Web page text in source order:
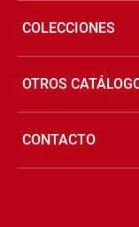
COLECCIONES
OTROS
CONTACTO